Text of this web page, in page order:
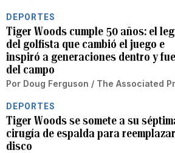
DEPORTES
Tiger Woods cumple 50 años: el
del golfista que cambió el juego e
inspiró a generaciones dentro y
del campo
Por Doug Ferguson / The Associated
DEPORTES
Tiger Woods se somete a su
cirugía de espalda para
disco